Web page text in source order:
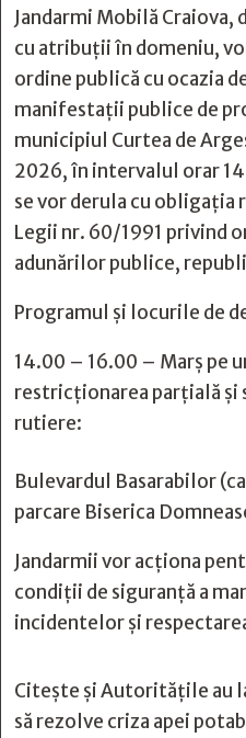
Jandarmi Mobilă
cu atribuții în domeniu,
ordine publică cu ocazia
manifestații publice de
municipiul Curtea de
2026, în intervalul orar
se vor derula cu
Legii nr. 60/1991 privind
adunărilor publice,
Programul și locurile de
14.00 – 16.00 – Marș pe
restricționarea parțială și
rutiere:
Bulevardul Basarabilor
parcare Biserica
Jandarmii vor acționa
condiții de siguranță a
incidentelor și
Citește șiAutoritățile au
să rezolve criza apei